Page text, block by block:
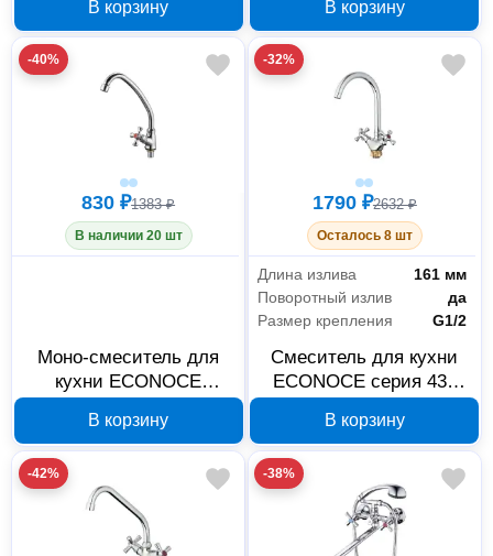
В корзину В корзину
-40%
830 ₽1383 ₽
В наличии 20 шт
Моно-смеситель для
кухни ECONOCE
вентильный
В корзину
-32%
1790 ₽2632 ₽
Осталось 8 шт
Длина излива
161 мм
Поворотный излив
да
Размер крепления
G1/2
Смеситель для кухни
ECONOCE серия 430
В корзину
-42% -38%